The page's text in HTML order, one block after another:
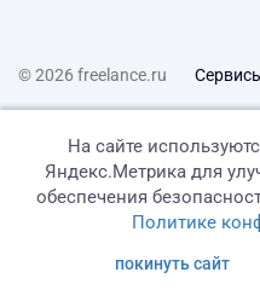
© 2026 freelance.ru
Дисклеймер о ЗоЗПП
На сайте
Яндекс.Метрика для
обеспечения
Политике
покинуть сайт